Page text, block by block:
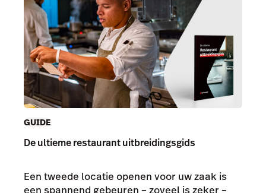
GUIDE
De ultieme restaurant uitbreidingsgids
Een tweede locatie openen voor uw zaak is
een spannend gebeuren – zoveel is zeker –